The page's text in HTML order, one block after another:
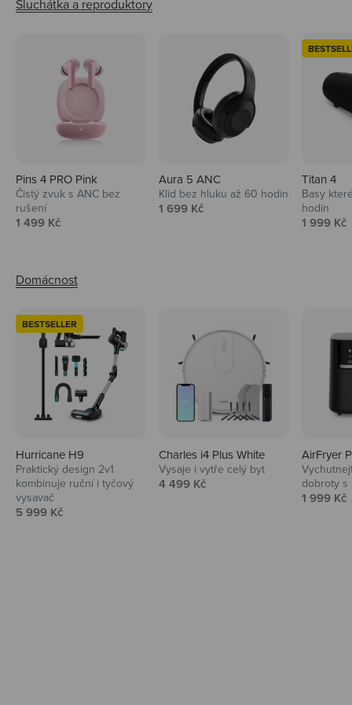
Pins 4 PRO Pink
Čistý zvuk s ANC bez
rušení
Prodejní cena
1 499 Kč
Aura 5 ANC
Klid bez hluku až 60 hodin
Prodejní cena
1 699 Kč
Titan 4
Basy
hodin
Prodejní
1 999 Kč
BESTSELLER
Hurricane H9
Praktický design 2v1
kombinuje ruční i tyčový
vysavač
Prodejní cena
5 999 Kč
Charles i4 Plus White
Vysaje i vytře celý byt
Prodejní cena
4 499 Kč
AirFryer
dobroty s
Prodejní
1 999 Kč
Audio
Niceboy sluchátka a repráky ti padnou
do noty.